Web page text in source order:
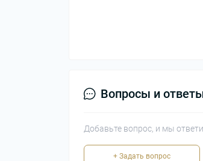
Вопросы и
Добавьте вопрос, и мы
+ Задать вопрос